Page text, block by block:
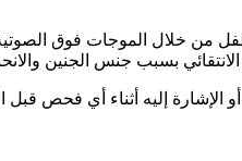
بسبب جنس الجنين
إليه أثناء أي فحص قبل